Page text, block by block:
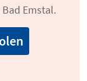
Emstal.